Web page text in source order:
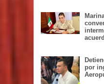
por